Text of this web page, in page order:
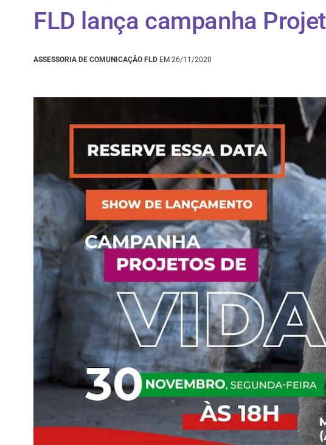
FLD lança campanha
ASSESSORIA DE COMUNICAÇÃO FLD EM 26/11/2020